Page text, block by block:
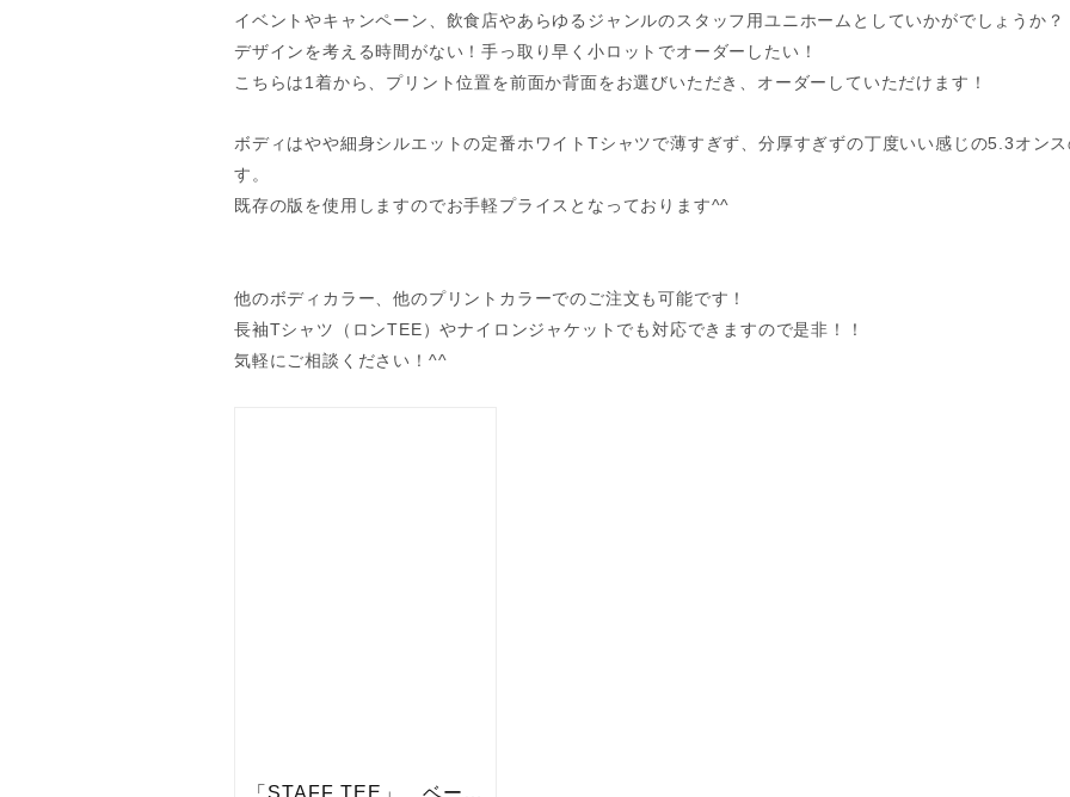
イベントやキャンペーン、飲食店やあらゆるジャンルのスタッフ用ユニホームとしていかがでしょうか？
デザインを考える時間がない！手っ取り早く小ロットでオーダーしたい！
こちらは1着から、プリント位置を前面か背面をお選びいただき、オーダーしていただけます！
ボディはやや細身シルエットの定番ホワイトTシャツで薄すぎず、分厚すぎずの丁度いい感じの5.3オン
す。
既存の版を使用しますのでお手軽プライスとなっております^^
他のボディカラー、他のプリントカラーでのご注文も可能です！
長袖Tシャツ（ロンTEE）やナイロンジャケットでも対応できますので是非！！
気軽にご相談ください！^^